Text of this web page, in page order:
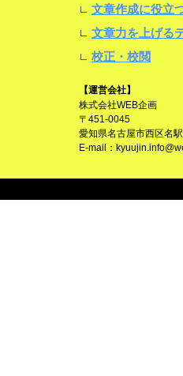
文章作成に役立
文章力を上げる
校正・校閲
【運営会社】
株式会社WEB企画
〒451-0045
愛知県名古屋市西区名
E-mail：